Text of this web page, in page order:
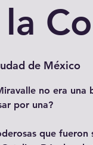
de México
no era
por una?
que fueron